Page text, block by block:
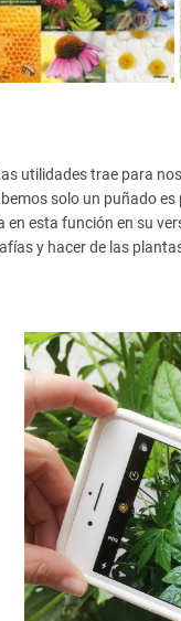
utilidades trae para
solo un puñado
en esta función en su
y hacer de las